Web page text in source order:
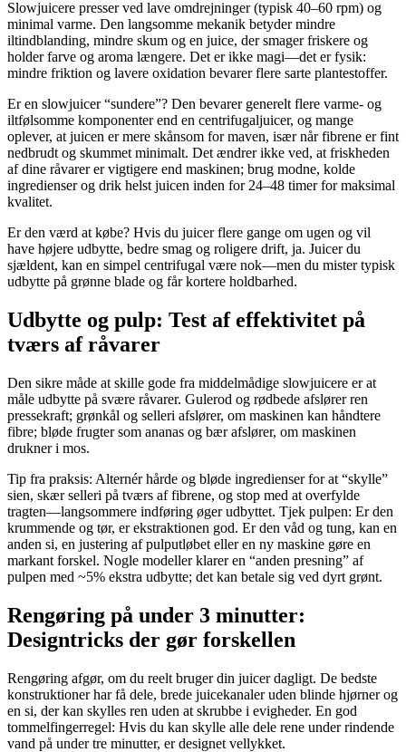
Slowjuicere presser ved lave omdrejninger (typisk 40–60 rpm) og
minimal varme. Den langsomme mekanik betyder mindre
iltindblanding, mindre skum og en juice, der smager friskere og
holder farve og aroma længere. Det er ikke magi—det er fysik:
mindre friktion og lavere oxidation bevarer flere sarte plantestoffer.
Er en slowjuicer “sundere”? Den bevarer generelt flere varme- og
iltfølsomme komponenter end en centrifugaljuicer, og mange
oplever, at juicen er mere skånsom for maven, især når fibrene er fint
nedbrudt og skummet minimalt. Det ændrer ikke ved, at friskheden
af dine råvarer er vigtigere end maskinen; brug modne, kolde
ingredienser og drik helst juicen inden for 24–48 timer for maksimal
kvalitet.
Er den værd at købe? Hvis du juicer flere gange om ugen og vil
have højere udbytte, bedre smag og roligere drift, ja. Juicer du
sjældent, kan en simpel centrifugal være nok—men du mister typisk
udbytte på grønne blade og får kortere holdbarhed.
Udbytte og pulp: Test af effektivitet på
tværs af råvarer
Den sikre måde at skille gode fra middelmådige slowjuicere er at
måle udbytte på svære råvarer. Gulerod og rødbede afslører ren
pressekraft; grønkål og selleri afslører, om maskinen kan håndtere
fibre; bløde frugter som ananas og bær afslører, om maskinen
drukner i mos.
Tip fra praksis: Alternér hårde og bløde ingredienser for at “skylle”
sien, skær selleri på tværs af fibrene, og stop med at overfylde
tragten—langsommere indføring øger udbyttet. Tjek pulpen: Er den
krummende og tør, er ekstraktionen god. Er den våd og tung, kan en
anden si, en justering af pulputløbet eller en ny maskine gøre en
markant forskel. Nogle modeller klarer en “anden presning” af
pulpen med ~5% ekstra udbytte; det kan betale sig ved dyrt grønt.
Rengøring på under 3 minutter:
Designtricks der gør forskellen
Rengøring afgør, om du reelt bruger din juicer dagligt. De bedste
konstruktioner har få dele, brede juicekanaler uden blinde hjørner og
en si, der kan skylles ren uden at skrubbe i evigheder. En god
tommelfingerregel: Hvis du kan skylle alle dele rene under rindende
vand på under tre minutter, er designet vellykket.